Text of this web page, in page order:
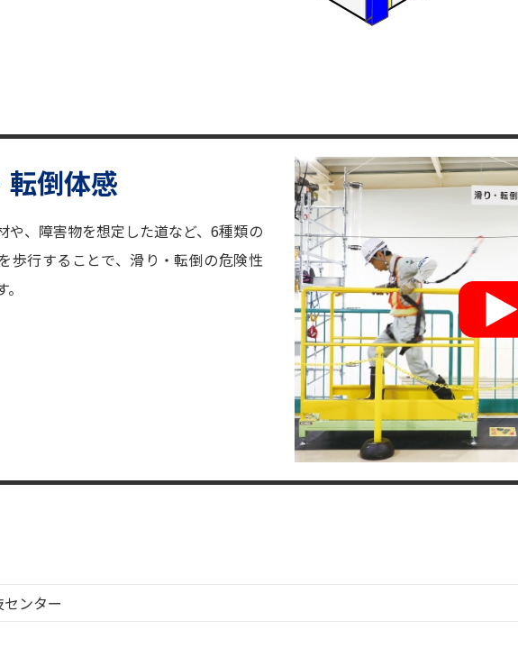
転倒体感
や、障害物を想定した道など、6種類の
歩行することで、滑り・転倒の危険性
ンター